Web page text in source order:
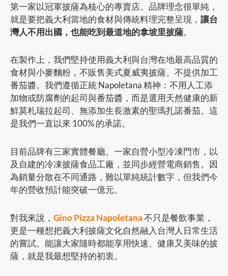
第一家以冠軍披薩為核心的專賣店。品牌理念很單純，
就是要把義大利當地的食材與傳統料理完整呈現， 讓台
灣人不用出國，也能吃到最道地的拿坡里披薩。
在製作上，我們堅持使用義大利與台灣在地最高品質的
食材與小麥麵粉，不販售美式夏威夷披薩、不提供加工
番茄醬。我們遵循正統 Napoletana 精神：不用人工添
加物或防腐劑的起司與番茄醬，而是選用天然健康的新
鮮莫札瑞拉起司、無添加生長激素的聖瑪扎諾番茄。這
是我們一直以來 100% 的承諾。
目前品牌有三家實體餐廳、一家自營小型冷凍門市，以
及自建的冷凍披薩食品工廠，並同步經營電商銷售。因
為銷量分散在不同通路，難以單純統計數字，但我們今
年的營收預計能突破一億元。
對我來說， Gino Pizza Napoletana不只是餐飲事業，
更是一種想把義大利披薩文化自然融入台灣人日常生活
的嘗試。能讓大家隨時都能享用快速、健康又美味的披
薩，就是我最想堅持的初衷。